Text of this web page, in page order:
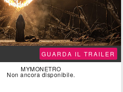
GUARDA IL TRAILER
MYMONETRO
Non ancora disponibile.